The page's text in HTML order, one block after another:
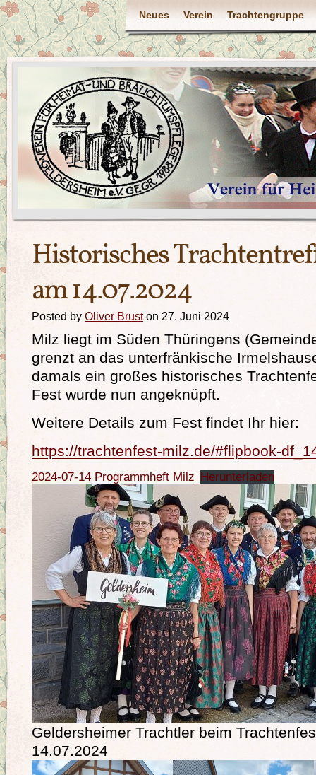
Neues Verein Trachtengruppe
Historisches
am 14.07.2024
Posted by Oliver Bruston 27. Juni 2024
Milz liegt im Süden Thüringens
grenzt an das unterfränkische
damals ein großes historisches
Fest wurde nun angeknüpft.
Weitere Details zum Fest findet Ihr hier:
https://trachtenfest-milz.de/#flipbook-
2024-07-14 Programmheft Milz Herunterladen
Geldersheimer Trachtler beim
14.07.2024